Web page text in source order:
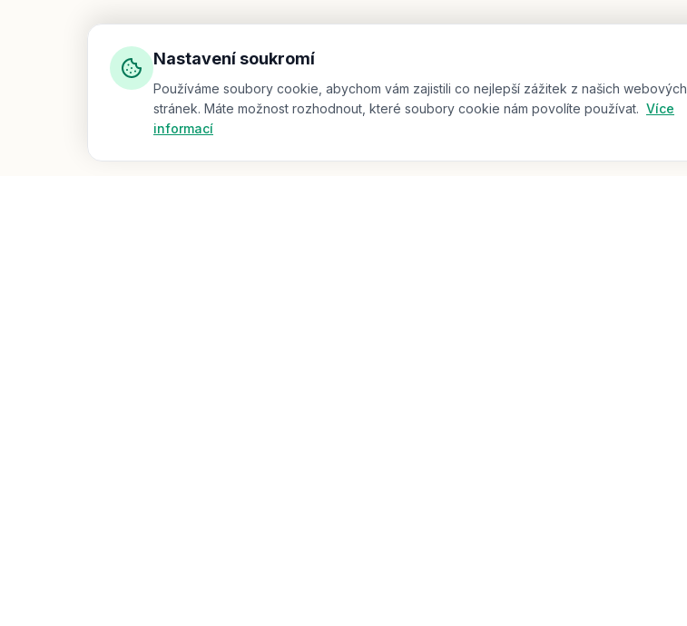
Nastavení soukromí
Používáme soubory cookie, abychom vám zajistili co nejlepší zážitek z našich webových
stránek. Máte možnost rozhodnout, které soubory cookie nám povolíte používat. Více
informací